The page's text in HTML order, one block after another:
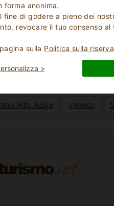
forma anonima.
fine di godere a pieno dei
revocare il tuo consenso
sulla Politica sulla
>
inEvidenza
questa tipologia di
disponibili o per
Alto Adige Veneto